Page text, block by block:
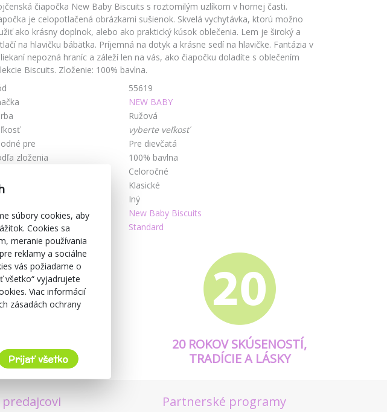
čiapočka New Baby Biscuits s roztomilým uzlíkom v hornej časti.
je celopotlačená obrázkami sušienok. Skvelá vychytávka, ktorú možno
ako krásny doplnok, alebo ako praktický kúsok oblečenia. Lem je široký a
na hlavičku bábätka. Príjemná na dotyk a krásne sedí na hlavičke. Fantázia v
nepozná hraníc a záleží len na vás, ako čiapočku doladíte s oblečením
Biscuits. Zloženie: 100% bavlna.
55619
NEW BABY
Ružová
vyberte veľkosť
pre
Pre dievčatá
zloženia
100% bavlna
Celoročné
príležitosti
Klasické
Iný
New Baby Biscuits
rada New Baby
Standard
A KVALITA
20 ROKOV SKÚSENOSTÍ,
TRADÍCIE A LÁSKY
predajcovi Partnerské programy
súbory cookies, aby
Cookies sa
meranie používania
reklamy a sociálne
vás požiadame o
všetko“ vyjadrujete
Viac informácií
zásadách ochrany
Prijať všetko